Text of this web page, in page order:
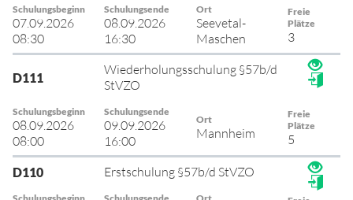
Schulungsbeginn
07.09.2026
08:30
Schulungsende
08.09.2026
16:30
Ort
Seevetal-
Maschen
Freie
Plätze
3
D111
Wiederholungsschulung §57b/d
StVZO
Schulungsbeginn
08.09.2026
08:00
Schulungsende
09.09.2026
16:00
Ort
Mannheim
Freie
Plätze
5
D110 Erstschulung §57b/d StVZO